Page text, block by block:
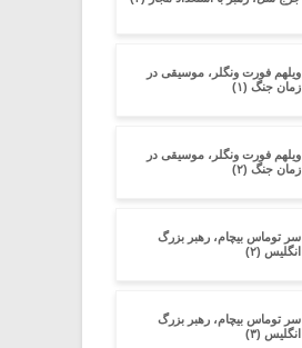
ویلهم فورت ونگلر، موسیقی در
زمان جنگ (۱)
ویلهم فورت ونگلر، موسیقی در
زمان جنگ (۲)
سر توماس بیچام، رهبر بزرگ
انگلیس (۲)
سر توماس بیچام، رهبر بزرگ
انگلیس (۳)